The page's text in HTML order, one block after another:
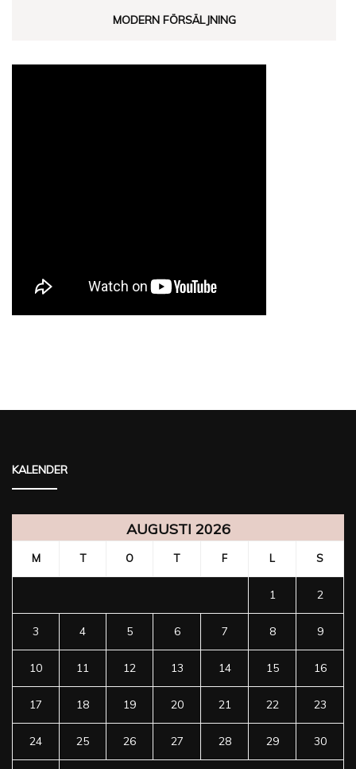
MODERN FÖRSÄLJNING
KALENDER
AUGUSTI 2026
M T O T F L S
1 2
3 4 5 6 7 8 9
10 11 12 13 14 15 16
17 18 19 20 21 22 23
24 25 26 27 28 29 30